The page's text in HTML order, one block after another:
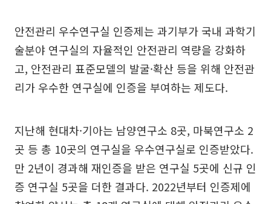
안전관리 우수연구실 인증제는 과기부가 국내 과학기
술분야 연구실의 자율적인 안전관리 역량을 강화하
고, 안전관리 표준모델의 발굴·확산 등을 위해 안전관
리가 우수한 연구실에 인증을 부여하는 제도다.
지난해 현대차·기아는 남양연구소 8곳, 마북연구소 2
곳 등 총 10곳의 연구실을 우수연구실로 인증받았다.
만 2년이 경과해 재인증을 받은 연구실 5곳에 신규 인
증 연구실 5곳을 더한 결과다. 2022년부터 인증제에